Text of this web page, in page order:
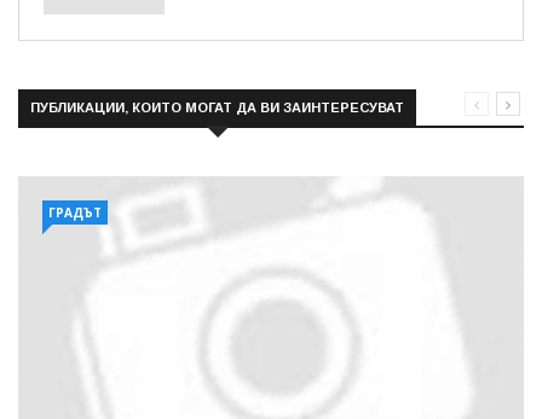
ПУБЛИКАЦИИ, КОИТО МОГАТ ДА ВИ ЗАИНТЕРЕСУВАТ
ГРАДЪТ